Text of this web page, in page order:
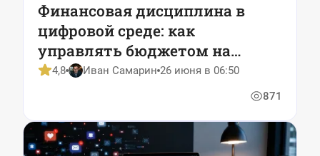
Финансовая дисциплина в
цифровой среде: как
управлять бюджетом на
онлайн-досуг
4,8 Иван Самарин 26 июня в 06:50
871